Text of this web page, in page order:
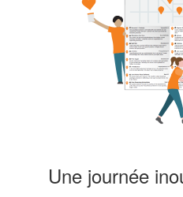
Une journée